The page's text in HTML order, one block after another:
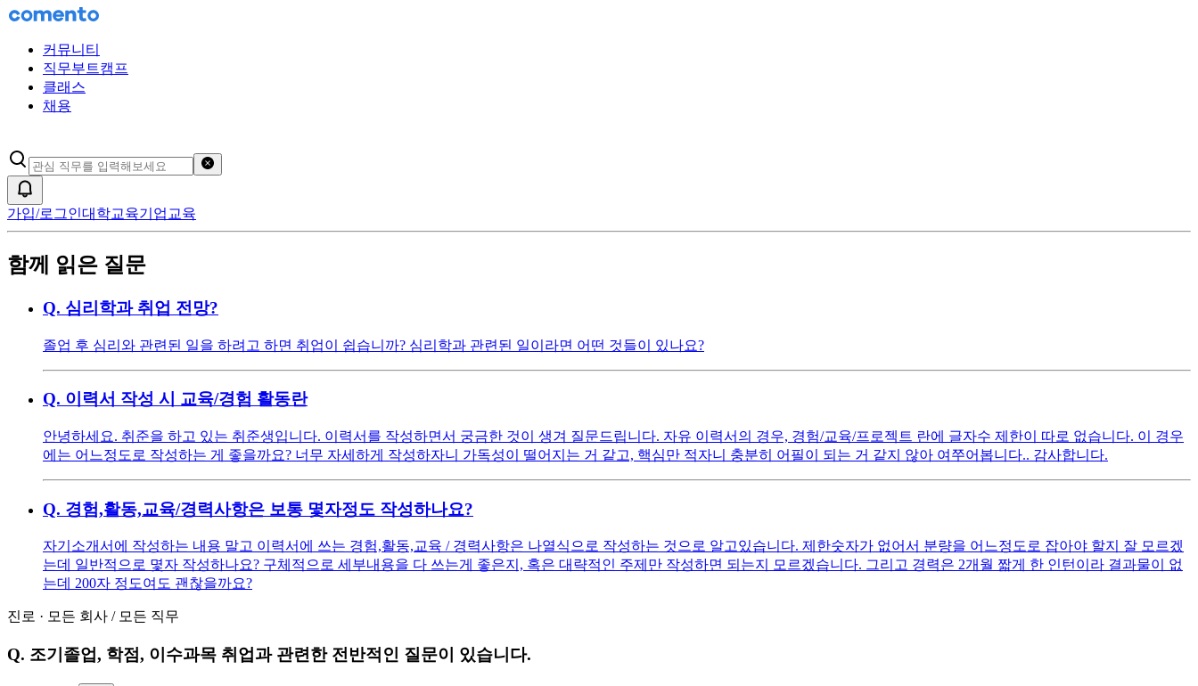
커뮤니티
직무부트캠프
클래스
채용
가입/로그인대학교육기업교육
함께 읽은 질문
Q. 심리학과 취업 전망?
졸업 후 심리와 관련된 일을 하려고 하면 취업이 쉽습니까? 심리학과 관련된 일이라면 어떤 것들이 있나요?
Q. 이력서 작성 시 교육/경험 활동란
안녕하세요. 취준을 하고 있는 취준생입니다. 이력서를 작성하면서 궁금한 것이 생겨 질문드립니다. 자유 이력서의 경우, 경험/교육/프로젝트 란에 글자수 제한이 따로 없습니다. 이 경우
에는 어느정도로 작성하는 게 좋을까요? 너무 자세하게 작성하자니 가독성이 떨어지는 거 같고, 핵심만 적자니 충분히 어필이 되는 거 같지 않아 여쭈어봅니다.. 감사합니다.
Q. 경험,활동,교육/경력사항은 보통 몇자정도 작성하나요?
자기소개서에 작성하는 내용 말고 이력서에 쓰는 경험,활동,교육 / 경력사항은 나열식으로 작성하는 것으로 알고있습니다. 제한숫자가 없어서 분량을 어느정도로 잡아야 할지 잘 모르겠
는데 일반적으로 몇자 작성하나요? 구체적으로 세부내용을 다 쓰는게 좋은지, 혹은 대략적인 주제만 작성하면 되는지 모르겠습니다. 그리고 경력은 2개월 짧게 한 인턴이라 결과물이 없
는데 200자 정도여도 괜찮을까요?
진로 · 모든 회사 / 모든 직무
Q. 조기졸업, 학점, 이수과목 취업과 관련한 전반적인 질문이 있습니다.